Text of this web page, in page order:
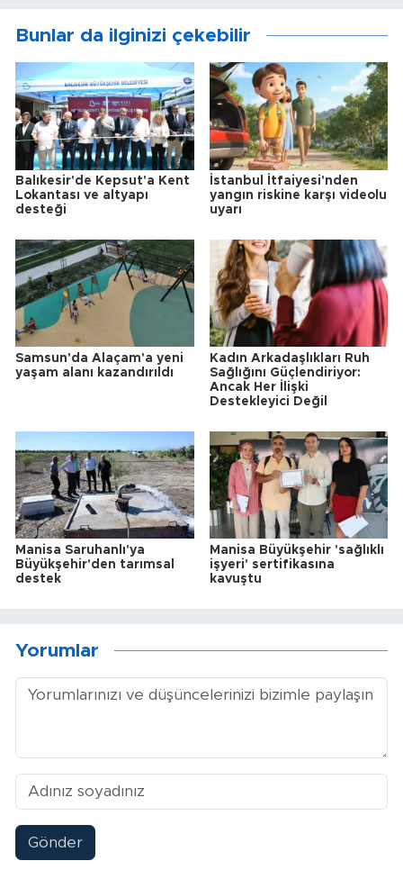
Bunlar da ilginizi çekebilir
Balıkesir'de Kepsut'a Kent
Lokantası ve altyapı
desteği
İstanbul İtfaiyesi'nden
yangın riskine karşı videolu
uyarı
Samsun'da Alaçam'a yeni
yaşam alanı kazandırıldı
Kadın Arkadaşlıkları Ruh
Sağlığını Güçlendiriyor:
Ancak Her İlişki
Destekleyici Değil
Manisa Saruhanlı'ya
Büyükşehir'den tarımsal
destek
Manisa Büyükşehir 'sağlıklı
işyeri' sertifikasına
kavuştu
Yorumlar
Gönder